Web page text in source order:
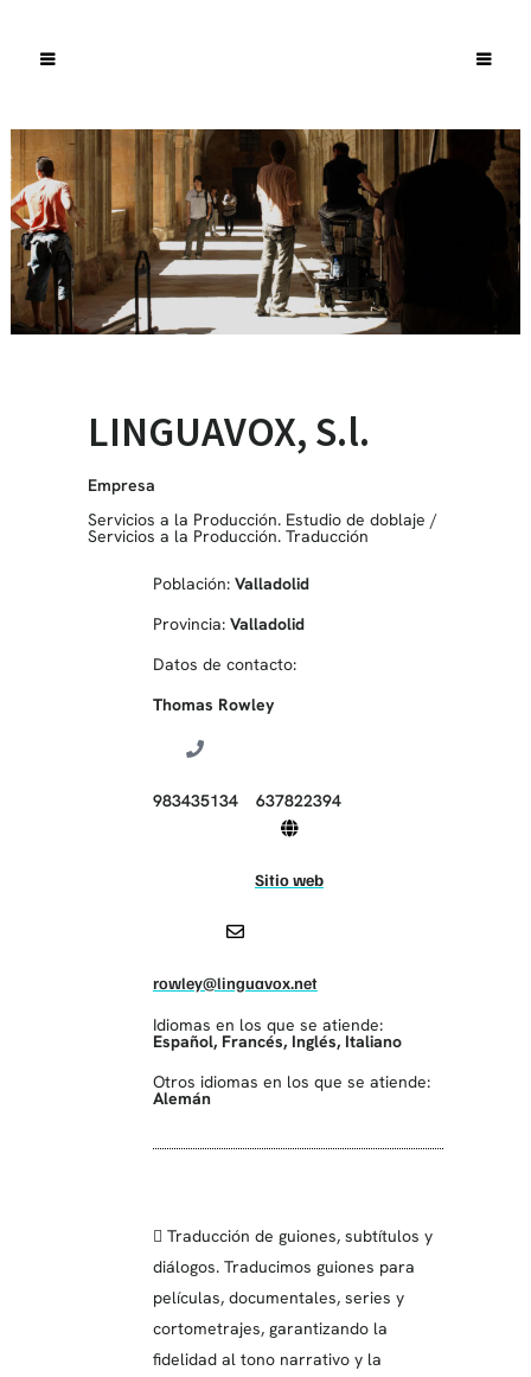
LINGUAVOX, S.l.
Empresa
Servicios a la Producción. Estudio de doblaje /
Servicios a la Producción. Traducción
Población: Valladolid
Provincia: Valladolid
Datos de contacto:
Thomas Rowley
983435134 637822394
Sitio web
rowley@linguavox.net
Idiomas en los que se atiende:
Español, Francés, Inglés, Italiano
Otros idiomas en los que se atiende:
Alemán
 Traducción de guiones, subtítulos y
diálogos. Traducimos guiones para
películas, documentales, series y
cortometrajes, garantizando la
fidelidad al tono narrativo y la